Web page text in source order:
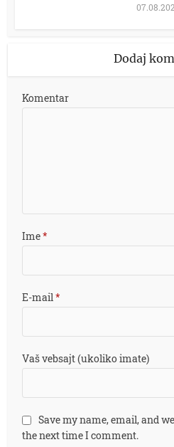
Dodaj
Komentar
Ime*
E-mail*
Vaš vebsajt (ukoliko imate)
Save my name, email, and
the next time I comment.